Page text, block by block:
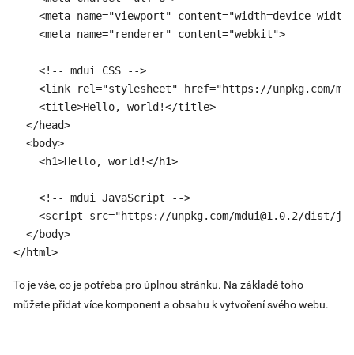
<meta name="viewport" content="width=device-
    <meta name="renderer" content="webkit">
    <!-- mdui CSS -->
    <link rel="stylesheet" href="https://unpkg.com/
    <title>Hello, world!</title>
  </head>
  <body>
    <h1>Hello, world!</h1>
    <!-- mdui JavaScript -->
    <script src="https://unpkg.com/
mdui@1.0.2/dist/js/
  </body>
</html>
To je vše, co je potřeba pro úplnou stránku. Na základě toho
můžete přidat více komponent a obsahu k vytvoření svého webu.